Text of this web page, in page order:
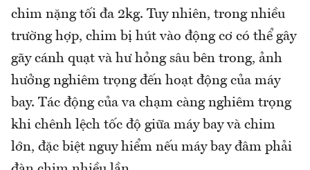
chim nặng tối đa 2kg. Tuy nhiên, trong nhiều
trường hợp, chim bị hút vào động cơ có thể gây
gãy cánh quạt và hư hỏng sâu bên trong, ảnh
hưởng nghiêm trọng đến hoạt động của máy
bay. Tác động của va chạm càng nghiêm trọng
khi chênh lệch tốc độ giữa máy bay và chim
lớn, đặc biệt nguy hiểm nếu máy bay đâm phải